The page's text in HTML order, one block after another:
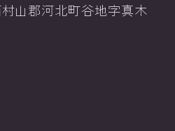
山郡河北町谷地字真木